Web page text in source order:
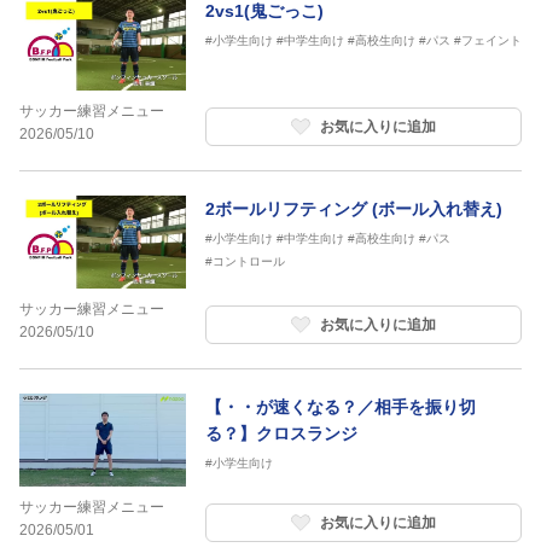
サッカー練習メニュー
2026/05/10
2vs1(鬼ごっこ)
#小学生向け #中学生向け #高校生向け #パス #フェイント
お気に入りに追加
サッカー練習メニュー
2026/05/10
2ボールリフティング (ボール入れ替え)
#小学生向け #中学生向け #高校生向け #パス
#コントロール
お気に入りに追加
サッカー練習メニュー
2026/05/01
【・・が速くなる？／相手を振り切
る？】クロスランジ
#小学生向け
お気に入りに追加